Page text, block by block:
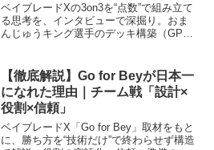
ベイブレードXの3on3を“点数”で組み立て
る思考を、インタビューで深掘り。おま
んじゅうキング選手のデッキ構築（GP／
載。
【徹底解説】Go for Beyが日本一
になれた理由｜チーム戦「設計×
役割×信頼」
ベイブレードX「Go for Bey」取材をもと
に、勝ち方を“技術だけ”で終わらせず構造